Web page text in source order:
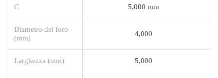
C 5,000 mm
Diametro del foro
(mm)
4,000
Larghezza (mm) 5,000